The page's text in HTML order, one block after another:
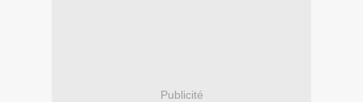
Publicité